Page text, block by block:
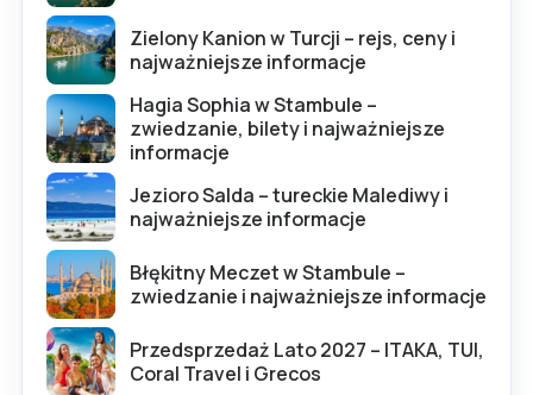
Zielony Kanion w Turcji – rejs, ceny i
najważniejsze informacje
Hagia Sophia w Stambule –
zwiedzanie, bilety i najważniejsze
informacje
Jezioro Salda – tureckie Malediwy i
najważniejsze informacje
Błękitny Meczet w Stambule –
zwiedzanie i najważniejsze informacje
Przedsprzedaż Lato 2027 – ITAKA, TUI,
Coral Travel i Grecos